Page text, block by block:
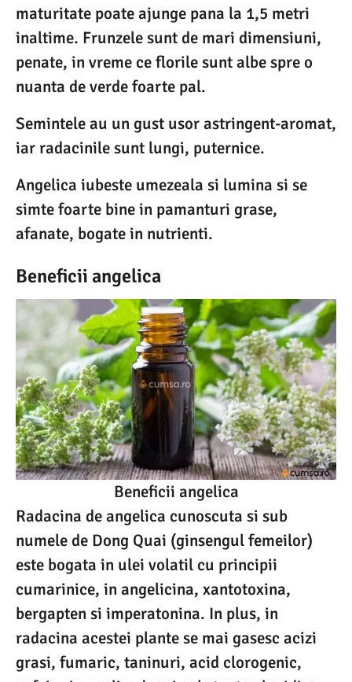
maturitate poate ajunge pana la 1,5 metri
inaltime. Frunzele sunt de mari dimensiuni,
penate, in vreme ce florile sunt albe spre o
nuanta de verde foarte pal.
Semintele au un gust usor astringent-aromat,
iar radacinile sunt lungi, puternice.
Angelica iubeste umezeala si lumina si se
simte foarte bine in pamanturi grase,
afanate, bogate in nutrienti.
Beneficii angelica
Beneficii angelica
Radacina de angelica cunoscuta si sub
numele de Dong Quai (ginsengul femeilor)
este bogata in ulei volatil cu principii
cumarinice, in angelicina, xantotoxina,
bergapten si imperatonina. In plus, in
radacina acestei plante se mai gasesc acizi
grasi, fumaric, taninuri, acid clorogenic,